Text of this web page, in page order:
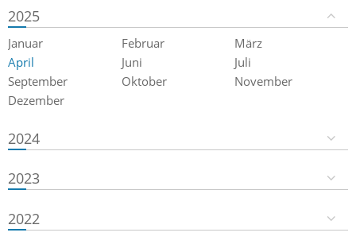
2025
Januar Februar
März
April
Juni
Juli
September
Oktober
November
Dezember
2024
2023
2022